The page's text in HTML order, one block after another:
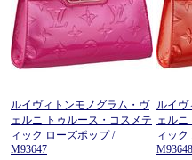
ルイヴィトンモノグラム・ヴ
ェルニ トゥルース・コスメテ
ィック ローズポップ /
M93647
ルイヴ
ェル
ィッ
M93648